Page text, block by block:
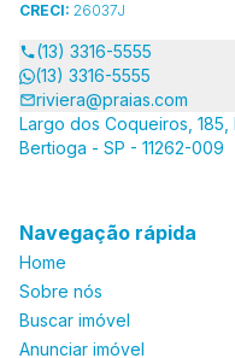
CRECI: 26037J
(13) 3316-5555
(13) 3316-5555
riviera@praias.com
Largo dos Coqueiros, 185,
Bertioga - SP - 11262-009
Navegação rápida
Home
Sobre nós
Buscar imóvel
Anunciar imóvel